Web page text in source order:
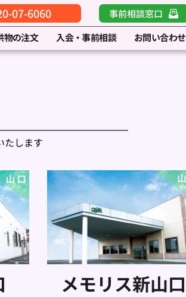
07-6060
事前相談窓口
物の注文
入会・事前相談 お問い合わせ
たします
メモリス新山口